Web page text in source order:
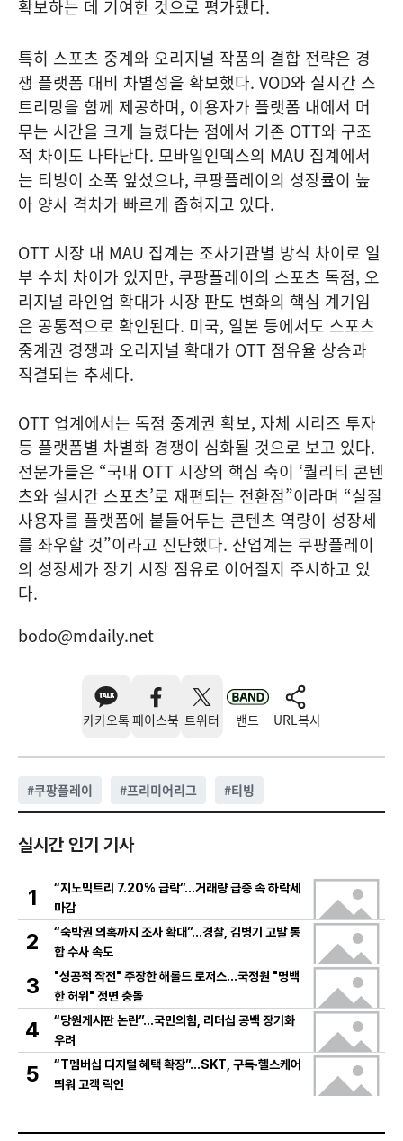
확보하는 데 기여한 것으로 평가됐다.
특히 스포츠 중계와 오리지널 작품의 결합 전략은 경
쟁 플랫폼 대비 차별성을 확보했다. VOD와 실시간 스
트리밍을 함께 제공하며, 이용자가 플랫폼 내에서 머
무는 시간을 크게 늘렸다는 점에서 기존 OTT와 구조
적 차이도 나타난다. 모바일인덱스의 MAU 집계에서
는 티빙이 소폭 앞섰으나, 쿠팡플레이의 성장률이 높
아 양사 격차가 빠르게 좁혀지고 있다.
OTT 시장 내 MAU 집계는 조사기관별 방식 차이로 일
부 수치 차이가 있지만, 쿠팡플레이의 스포츠 독점, 오
리지널 라인업 확대가 시장 판도 변화의 핵심 계기임
은 공통적으로 확인된다. 미국, 일본 등에서도 스포츠
중계권 경쟁과 오리지널 확대가 OTT 점유율 상승과
직결되는 추세다.
OTT 업계에서는 독점 중계권 확보, 자체 시리즈 투자
등 플랫폼별 차별화 경쟁이 심화될 것으로 보고 있다.
전문가들은 “국내 OTT 시장의 핵심 축이 ‘퀄리티 콘텐
츠와 실시간 스포츠’로 재편되는 전환점”이라며 “실질
사용자를 플랫폼에 붙들어두는 콘텐츠 역량이 성장세
를 좌우할 것”이라고 진단했다. 산업계는 쿠팡플레이
의 성장세가 장기 시장 점유로 이어질지 주시하고 있
다.
bodo@mdaily.net
카카오톡 페이스북 트위터 밴드 URL복사
#쿠팡플레이 #프리미어리그 #티빙
실시간 인기 기사
1
“지노믹트리 7.20% 급락”…거래량 급증 속 하락세
마감
2
“숙박권 의혹까지 조사 확대”…경찰, 김병기 고발 통
합 수사 속도
3
"성공적 작전" 주장한 해롤드 로저스…국정원 "명백
한 허위" 정면 충돌
4
“당원게시판 논란”…국민의힘, 리더십 공백 장기화
우려
5
“T멤버십 디지털 혜택 확장”…SKT, 구독·헬스케어
띄워 고객 락인